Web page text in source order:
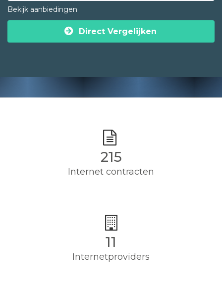
Bekijk aanbiedingen
Direct Vergelijken
215
Internet contracten
11
Internetproviders